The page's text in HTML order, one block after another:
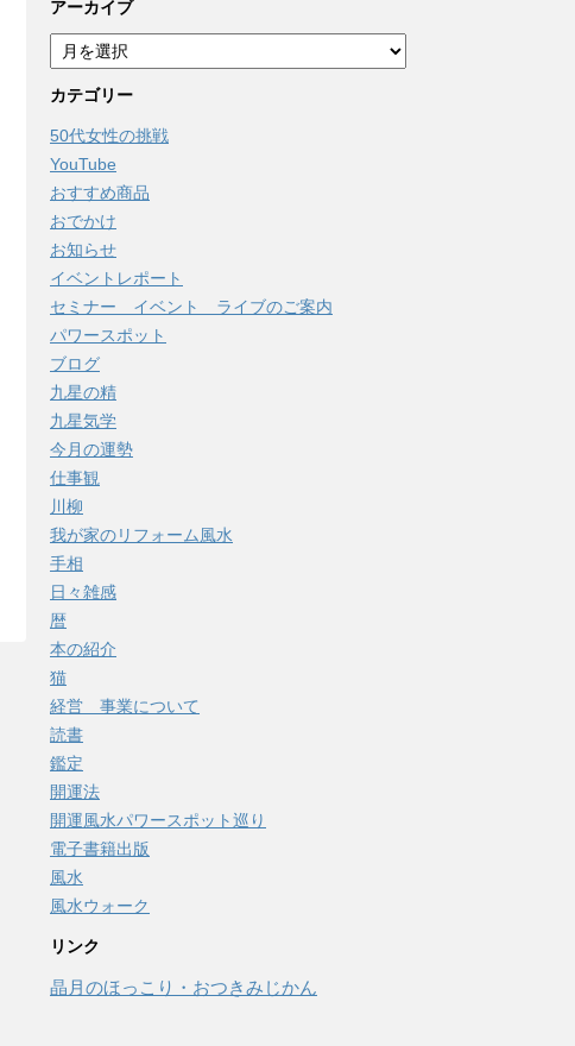
アーカイブ
ー
カ
イ
ブ
カテゴリー
50代女性の挑戦
YouTube
おすすめ商品
おでかけ
お知らせ
イベントレポート
セミナー イベント ライブのご案内
パワースポット
ブログ
九星の精
九星気学
今月の運勢
仕事観
川柳
我が家のリフォーム風水
手相
日々雑感
暦
本の紹介
猫
経営 事業について
読書
鑑定
開運法
開運風水パワースポット巡り
電子書籍出版
風水
風水ウォーク
リンク
晶月のほっこり・おつきみじかん